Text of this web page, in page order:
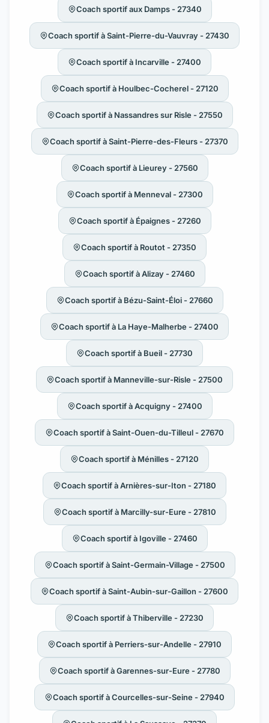
Coach sportif aux Damps - 27340
Coach sportif à Saint-Pierre-du-Vauvray - 27430
Coach sportif à Incarville - 27400
Coach sportif à Houlbec-Cocherel - 27120
Coach sportif à Nassandres sur Risle - 27550
Coach sportif à Saint-Pierre-des-Fleurs - 27370
Coach sportif à Lieurey - 27560
Coach sportif à Menneval - 27300
Coach sportif à Épaignes - 27260
Coach sportif à Routot - 27350
Coach sportif à Alizay - 27460
Coach sportif à Bézu-Saint-Éloi - 27660
Coach sportif à La Haye-Malherbe - 27400
Coach sportif à Bueil - 27730
Coach sportif à Manneville-sur-Risle - 27500
Coach sportif à Acquigny - 27400
Coach sportif à Saint-Ouen-du-Tilleul - 27670
Coach sportif à Ménilles - 27120
Coach sportif à Arnières-sur-Iton - 27180
Coach sportif à Marcilly-sur-Eure - 27810
Coach sportif à Igoville - 27460
Coach sportif à Saint-Germain-Village - 27500
Coach sportif à Saint-Aubin-sur-Gaillon - 27600
Coach sportif à Thiberville - 27230
Coach sportif à Perriers-sur-Andelle - 27910
Coach sportif à Garennes-sur-Eure - 27780
Coach sportif à Courcelles-sur-Seine - 27940